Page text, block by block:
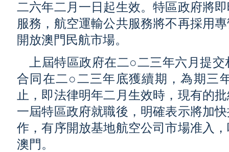
二六年二月一日起生效。特區政府將
服務，航空運輸公共服務將不再採用
開放澳門民航市場。
上屆特區政府在二○二三年六月提
合同在二○二三年底獲續期，為期三
止，即法律明年二月生效時，現有的
一屆特區政府就職後，明確表示將加
作，有序開放基地航空公司市場准入
澳門。